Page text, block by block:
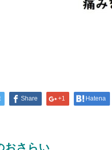
Share +1 Hatena
おさらい